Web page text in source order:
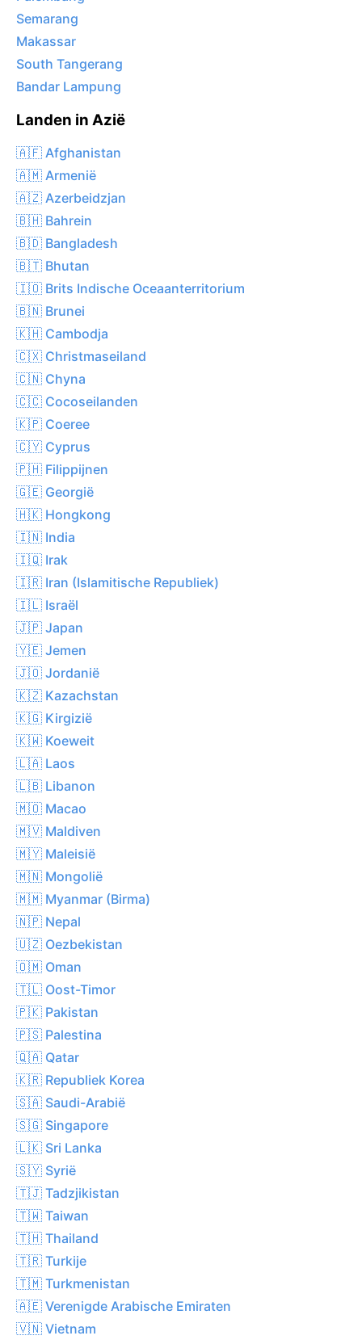
Semarang
Makassar
South Tangerang
Bandar Lampung
Landen in Azië
🇦🇫 Afghanistan
🇦🇲 Armenië
🇦🇿 Azerbeidzjan
🇧🇭 Bahrein
🇧🇩 Bangladesh
🇧🇹 Bhutan
🇮🇴 Brits Indische Oceaanterritorium
🇧🇳 Brunei
🇰🇭 Cambodja
🇨🇽 Christmaseiland
🇨🇳 Chyna
🇨🇨 Cocoseilanden
🇰🇵 Coeree
🇨🇾 Cyprus
🇵🇭 Filippijnen
🇬🇪 Georgië
🇭🇰 Hongkong
🇮🇳 India
🇮🇶 Irak
🇮🇷 Iran (Islamitische Republiek)
🇮🇱 Israël
🇯🇵 Japan
🇾🇪 Jemen
🇯🇴 Jordanië
🇰🇿 Kazachstan
🇰🇬 Kirgizië
🇰🇼 Koeweit
🇱🇦 Laos
🇱🇧 Libanon
🇲🇴 Macao
🇲🇻 Maldiven
🇲🇾 Maleisië
🇲🇳 Mongolië
🇲🇲 Myanmar (Birma)
🇳🇵 Nepal
🇺🇿 Oezbekistan
🇴🇲 Oman
🇹🇱 Oost-Timor
🇵🇰 Pakistan
🇵🇸 Palestina
🇶🇦 Qatar
🇰🇷 Republiek Korea
🇸🇦 Saudi-Arabië
🇸🇬 Singapore
🇱🇰 Sri Lanka
🇸🇾 Syrië
🇹🇯 Tadzjikistan
🇹🇼 Taiwan
🇹🇭 Thailand
🇹🇷 Turkije
🇹🇲 Turkmenistan
🇦🇪 Verenigde Arabische Emiraten
🇻🇳 Vietnam